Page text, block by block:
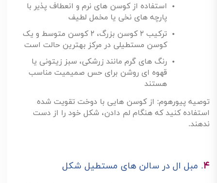
استفاده از کوسن های نرم و انعطاف پذیر با
پارچه های نخی یا مخمل لطیف
ترکیب ۲ کوسن بزرگ، ۲ کوسن متوسط و یک
کوسن مستطیلی در مرکز بهترین حالت است
رنگ های گرم مانند زرشکی، سبز زیتونی یا
قهوه ای روشن برای حس صمیمیت مناسب
هستند
توصیه پیورهوم: از کوسن هایی با دوخت تقویت شده
استفاده کنید که هنگام لم دادن، شکل خود را از دست
ندهند.
۴. مبل ال در سالن های مستطیل شکل